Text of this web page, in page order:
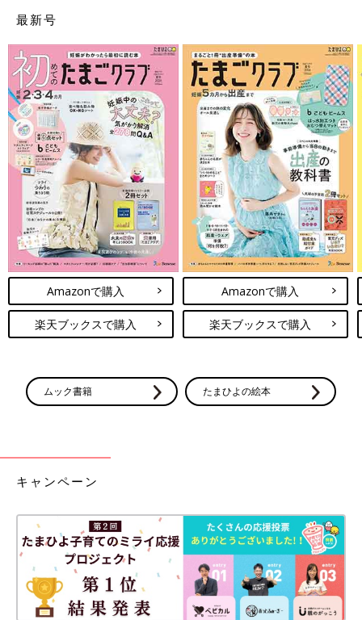
最新号
Amazonで購入
楽天ブックスで購入
Amazonで購入
楽天ブックスで購入
ムック書籍 たまひよの絵本
キャンペーン